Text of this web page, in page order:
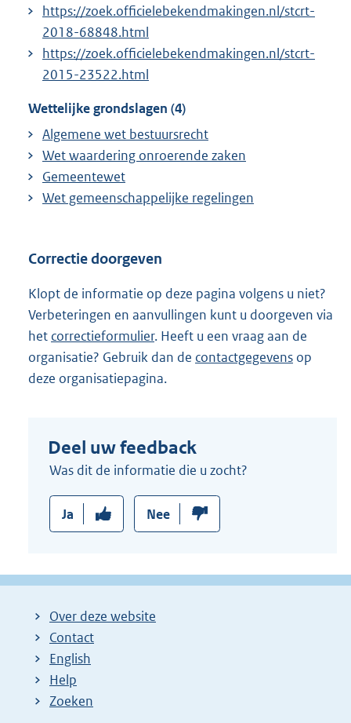
https://zoek.officielebekendmakingen.nl/stcrt-
2018-68848.html
https://zoek.officielebekendmakingen.nl/stcrt-
2015-23522.html
Wettelijke grondslagen (4)
Algemene wet bestuursrecht
Wet waardering onroerende zaken
Gemeentewet
Wet gemeenschappelijke regelingen
Correctie doorgeven
Klopt de informatie op deze pagina volgens u niet?
Verbeteringen en aanvullingen kunt u doorgeven via
het correctieformulier. Heeft u een vraag aan de
organisatie? Gebruik dan de contactgegevens op
deze organisatiepagina.
Deel uw feedback
Was dit de informatie die u zocht?
Ja Nee
Over deze website
Contact
English
Help
Zoeken